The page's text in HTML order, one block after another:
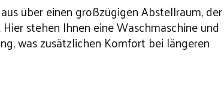
über einen großzügigen Abstellraum, der
stehen Ihnen eine Waschmaschine und
was zusätzlichen Komfort bei längeren